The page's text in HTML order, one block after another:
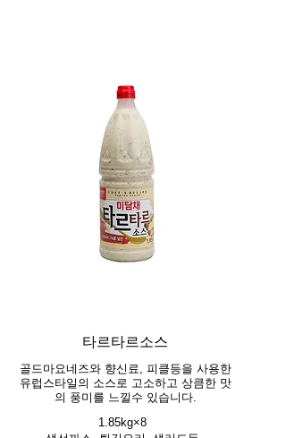
타르타르소스
골드마요네즈와 향신료, 피클등을 사용한
유럽스타일의 소스로 고소하고 상큼한 맛
의 풍미를 느낄수 있습니다.
1.85kg×8